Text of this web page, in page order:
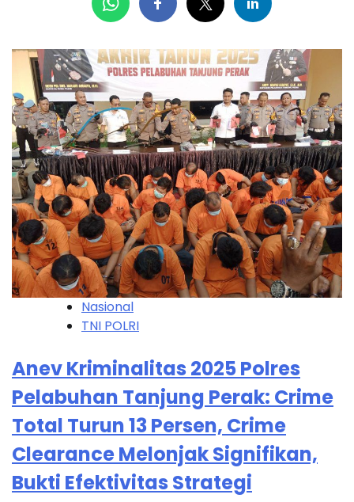
Nasional
TNI POLRI
Anev Kriminalitas 2025 Polres
Pelabuhan Tanjung Perak: Crime
Total Turun 13 Persen, Crime
Clearance Melonjak Signifikan,
Bukti Efektivitas Strategi